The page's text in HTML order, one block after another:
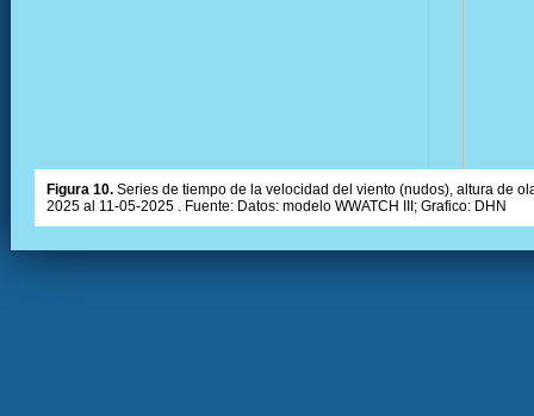
Figura 10. Series de tiempo de la velocidad del viento (nudos), altura de
2025 al 11-05-2025 . Fuente: Datos: modelo WWATCH III; Grafico: DHN